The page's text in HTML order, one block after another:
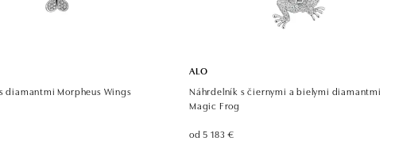
diamantmi Morpheus Wings
ALO
Náhrdelník s čiernymi a bielymi diamantmi
Magic Frog
od 5 183 €